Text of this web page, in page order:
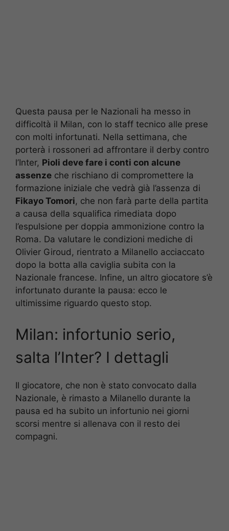
Questa pausa per le Nazionali ha messo in
difficoltà il Milan, con lo staff tecnico alle prese
con molti infortunati. Nella settimana, che
porterà i rossoneri ad affrontare il derby contro
l’Inter, Pioli deve fare i conti con alcune
assenze che rischiano di compromettere la
formazione iniziale che vedrà già l’assenza di
Fikayo Tomori, che non farà parte della partita
a causa della squalifica rimediata dopo
l’espulsione per doppia ammonizione contro la
Roma. Da valutare le condizioni mediche di
Olivier Giroud, rientrato a Milanello acciaccato
dopo la botta alla caviglia subita con la
Nazionale francese. Infine, un altro giocatore s’è
infortunato durante la pausa: ecco le
ultimissime riguardo questo stop.
Milan: infortunio serio,
salta l’Inter? I dettagli
Il giocatore, che non è stato convocato dalla
Nazionale, è rimasto a Milanello durante la
pausa ed ha subito un infortunio nei giorni
scorsi mentre si allenava con il resto dei
compagni.